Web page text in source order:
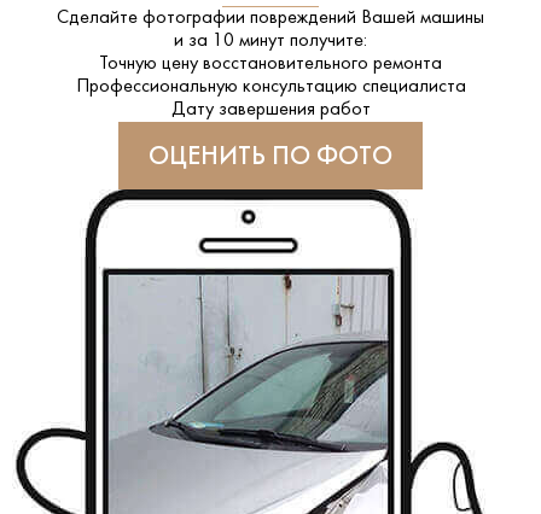
Сделайте фотографии повреждений Вашей машины
и за
10 минут получите:
Точную цену восстановительного ремонта
Профессиональную консультацию специалиста
Дату завершения работ
ОЦЕНИТЬ ПО ФОТО